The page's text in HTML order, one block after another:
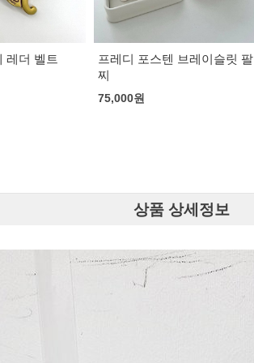
이슬릿 팔
샤넬 에어팟 네크리스 케이스
블랙
101,000원
상품 상세정보